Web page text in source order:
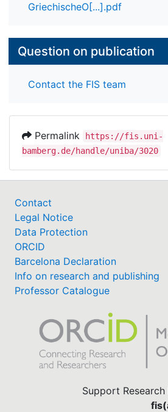
GriechischeO[...].pdf
Question on publication
Contact the FIS team
Permalink
https://fis.uni-
bamberg.de/handle/uniba/3020
Contact
Legal Notice
Data Protection
ORCID
Barcelona Declaration
Info on research and publishing
Professor Catalogue
Support